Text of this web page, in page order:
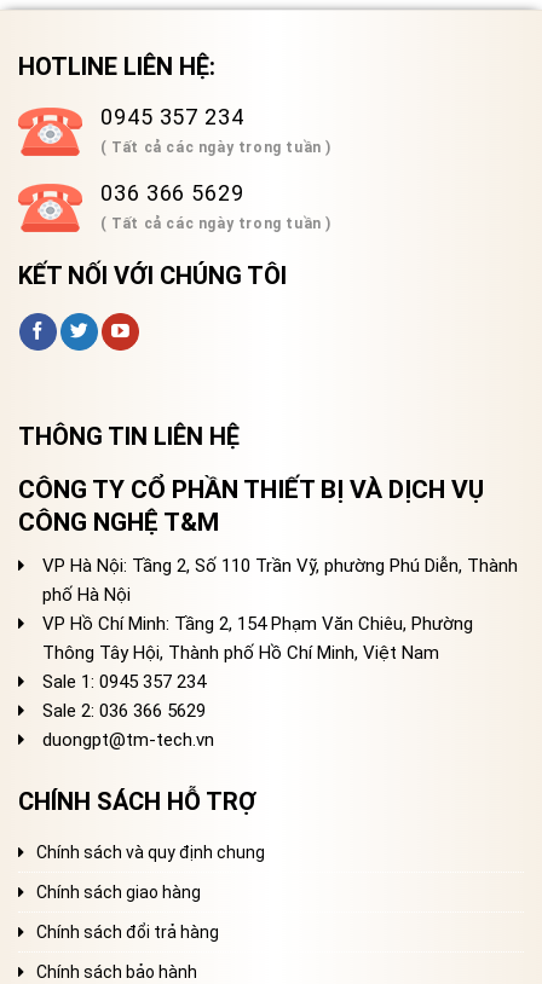
HOTLINE LIÊN HỆ:
0945 357 234
( Tất cả các ngày trong tuần )
036 366 5629
( Tất cả các ngày trong tuần )
KẾT NỐI VỚI CHÚNG TÔI
THÔNG TIN LIÊN HỆ
CÔNG TY CỔ PHẦN THIẾT BỊ VÀ DỊCH VỤ
CÔNG NGHỆ T&M
VP Hà Nội: Tầng 2, Số 110 Trần Vỹ, phường Phú Diễn, Thành
phố Hà Nội
VP Hồ Chí Minh: Tầng 2, 154 Phạm Văn Chiêu, Phường
Thông Tây Hội, Thành phố Hồ Chí Minh, Việt Nam
Sale 1: 0945 357 234
Sale 2: 036 366 5629
duongpt@tm-tech.vn
CHÍNH SÁCH HỖ TRỢ
Chính sách và quy định chung
Chính sách giao hàng
Chính sách đổi trả hàng
Chính sách bảo hành